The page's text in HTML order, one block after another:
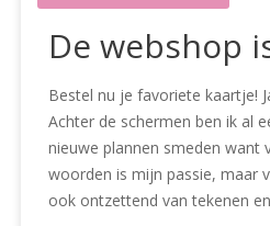
De webshop
Bestel nu je favoriete kaartje!
Achter de schermen ben ik al
nieuwe plannen smeden want
woorden is mijn passie, maar
ook ontzettend van tekenen en